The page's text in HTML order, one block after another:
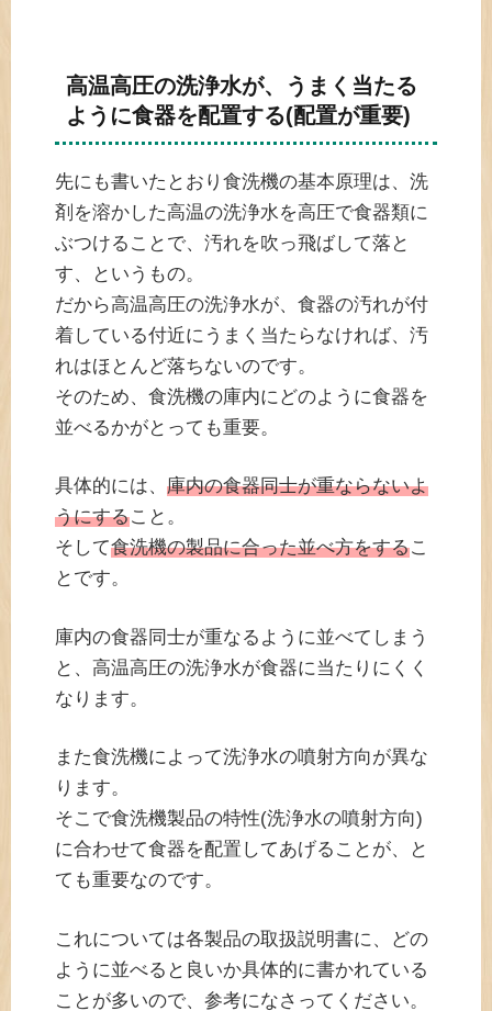
高温高圧の洗浄水が、うまく当たる
ように食器を配置する(配置が重要)
先にも書いたとおり食洗機の基本原理は、洗
剤を溶かした高温の洗浄水を高圧で食器類に
ぶつけることで、汚れを吹っ飛ばして落と
す、というもの。
だから高温高圧の洗浄水が、食器の汚れが付
着している付近にうまく当たらなければ、汚
れはほとんど落ちないのです。
そのため、食洗機の庫内にどのように食器を
並べるかがとっても重要。
具体的には、 庫内の食器同士が重ならないよ
うにすること。
そして食洗機の製品に合った並べ方をするこ
とです。
庫内の食器同士が重なるように並べてしまう
と、高温高圧の洗浄水が食器に当たりにくく
なります。
また食洗機によって洗浄水の噴射方向が異な
ります。
そこで食洗機製品の特性(洗浄水の噴射方向)
に合わせて食器を配置してあげることが、と
ても重要なのです。
これについては各製品の取扱説明書に、どの
ように並べると良いか具体的に書かれている
ことが多いので、参考になさってください。